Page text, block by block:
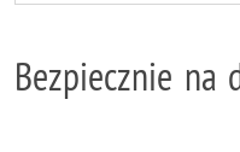
Bezpiecznie na